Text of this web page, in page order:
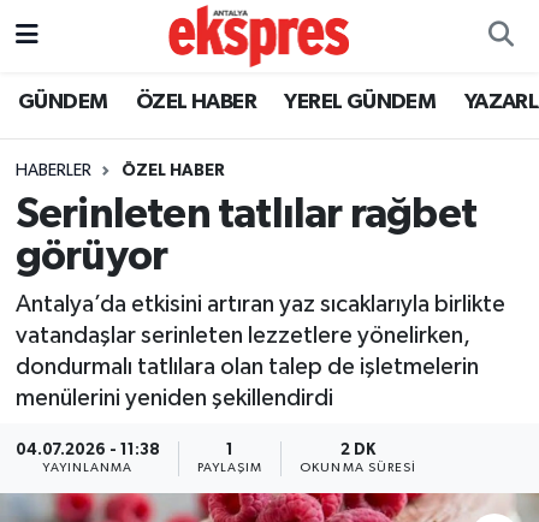
GÜNDEM ÖZEL HABER YEREL GÜNDEM
HABERLER ÖZEL HABER
Serinleten tatlılar rağbet
görüyor
Antalya’da etkisini artıran yaz sıcaklarıyla birlikte
vatandaşlar serinleten lezzetlere yönelirken,
dondurmalı tatlılara olan talep de işletmelerin
menülerini yeniden şekillendirdi
04.07.2026 - 11:38
YAYINLANMA
1
PAYLAŞIM
2 DK
OKUNMA SÜRESI
ÖZEL HABER
YEREL GÜNDEM
EKONOMİ
KÜLTÜR - SANAT
SPOR
SİYASET
Nöbetçi Eczaneler
Trafik Durumu
Süper Lig Puan Durumu ve Fikstür
Tüm Manşetler
Son Dakika Haberleri
Haber Arşivi